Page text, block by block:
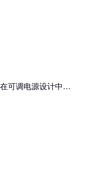
可调电源设计中的